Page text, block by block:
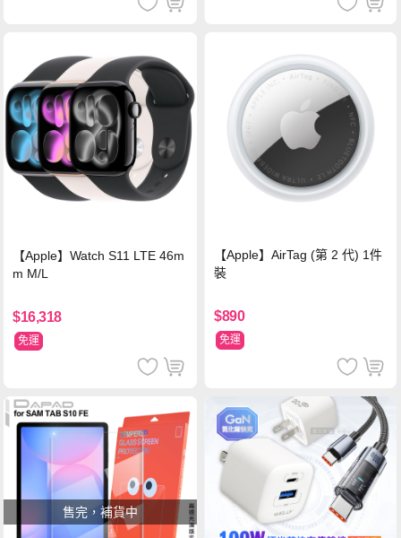
【Apple】Watch S11 LTE 46m
m M/L
$16,318
免運
【Apple】AirTag (第 2 代) 1件
裝
$890
免運
售完，補貨中